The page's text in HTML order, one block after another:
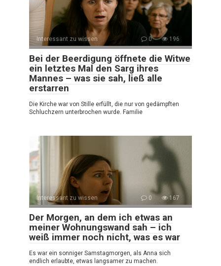
Interessant zu wissen 0 196
Bei der Beerdigung öffnete die Witwe
ein letztes Mal den Sarg ihres
Mannes – was sie sah, ließ alle
erstarren
Die Kirche war von Stille erfüllt, die nur von gedämpften
Schluchzern unterbrochen wurde. Familie
Interessant zu wissen 0 167
Der Morgen, an dem ich etwas an
meiner Wohnungswand sah – ich
weiß immer noch nicht, was es war
Es war ein sonniger Samstagmorgen, als Anna sich
endlich erlaubte, etwas langsamer zu machen.